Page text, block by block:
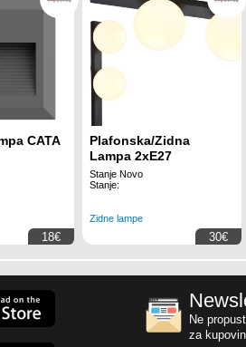
CATA
18€
Plafonska/Zidna
Lampa 2xE27
Stanje Novo
Stanje:
Zidne lampe
30€
Ne
za